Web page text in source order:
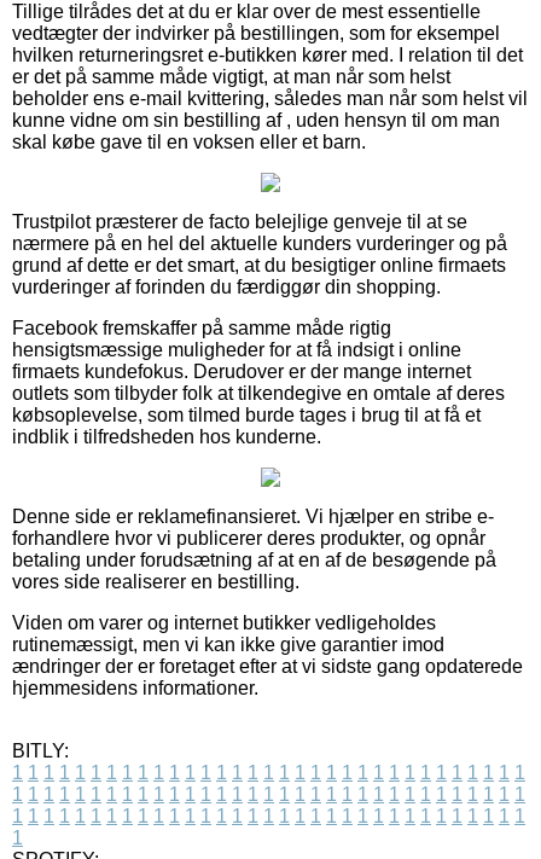
Tillige tilrådes det at du er klar over de mest essentielle
vedtægter der indvirker på bestillingen, som for eksempel
hvilken returneringsret e-butikken kører med. I relation til det
er det på samme måde vigtigt, at man når som helst
beholder ens e-mail kvittering, således man når som helst vil
kunne vidne om sin bestilling af , uden hensyn til om man
skal købe gave til en voksen eller et barn.
Trustpilot præsterer de facto belejlige genveje til at se
nærmere på en hel del aktuelle kunders vurderinger og på
grund af dette er det smart, at du besigtiger online firmaets
vurderinger af forinden du færdiggør din shopping.
Facebook fremskaffer på samme måde rigtig
hensigtsmæssige muligheder for at få indsigt i online
firmaets kundefokus. Derudover er der mange internet
outlets som tilbyder folk at tilkendegive en omtale af deres
købsoplevelse, som tilmed burde tages i brug til at få et
indblik i tilfredsheden hos kunderne.
Denne side er reklamefinansieret. Vi hjælper en stribe e-
forhandlere hvor vi publicerer deres produkter, og opnår
betaling under forudsætning af at en af de besøgende på
vores side realiserer en bestilling.
Viden om varer og internet butikker vedligeholdes
rutinemæssigt, men vi kan ikke give garantier imod
ændringer der er foretaget efter at vi sidste gang opdaterede
hjemmesidens informationer.
BITLY:
1 1 1 1 1 1 1 1 1 1 1 1 1 1 1 1 1 1 1 1 1 1 1 1 1 1 1 1 1 1 1 1 1
1 1 1 1 1 1 1 1 1 1 1 1 1 1 1 1 1 1 1 1 1 1 1 1 1 1 1 1 1 1 1 1 1
1 1 1 1 1 1 1 1 1 1 1 1 1 1 1 1 1 1 1 1 1 1 1 1 1 1 1 1 1 1 1 1 1
1